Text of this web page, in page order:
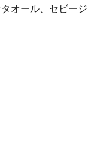
オール、セビージ